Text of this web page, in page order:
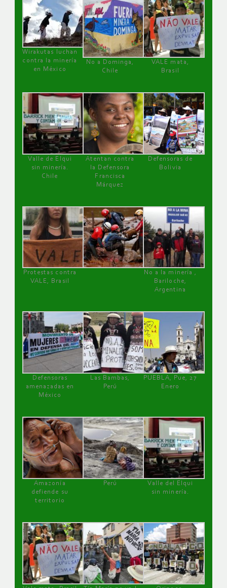
Wirakutas luchan
contra la minería
en México
No a Dominga,
Chile
VALE mata,
Brasil
Valle de Elqui
sin minería.
Chile
Atentan contra
la Defensora
Francisca
Márquez
Defensoras de
Bolivia
Protestas contra
VALE, Brasil
No a la minería ,
Bariloche,
Argentina
Defensoras
amenazadas en
México
Las Bambas,
Perú
PUEBLA, Pue, 27
Enero
Amazonía
defiende su
territorio
Perú
Valle del Elqui
sin minería.